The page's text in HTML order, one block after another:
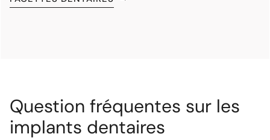
Question fréquentes sur les
implants dentaires